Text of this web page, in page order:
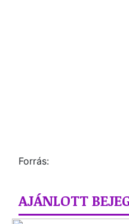
Forrás:
AJÁNLOTT